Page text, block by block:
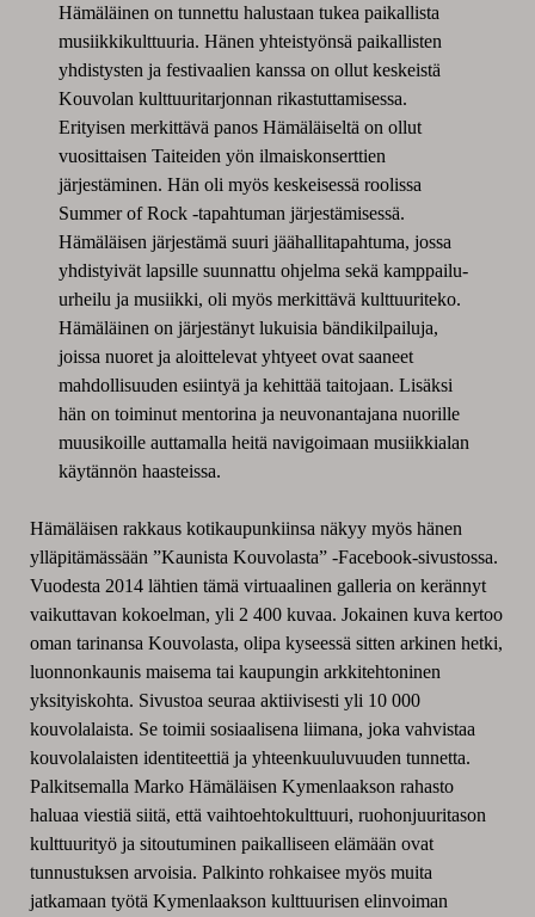
Hämäläinen on tunnettu halustaan tukea paikallista
musiikkikulttuuria. Hänen yhteistyönsä paikallisten
yhdistysten ja festivaalien kanssa on ollut keskeistä
Kouvolan kulttuuritarjonnan rikastuttamisessa.
Erityisen merkittävä panos Hämäläiseltä on ollut
vuosittaisen Taiteiden yön ilmaiskonserttien
järjestäminen. Hän oli myös keskeisessä roolissa
Summer of Rock -tapahtuman järjestämisessä.
Hämäläisen järjestämä suuri jäähallitapahtuma, jossa
yhdistyivät lapsille suunnattu ohjelma sekä kamppailu-
urheilu ja musiikki, oli myös merkittävä kulttuuriteko.
Hämäläinen on järjestänyt lukuisia bändikilpailuja,
joissa nuoret ja aloittelevat yhtyeet ovat saaneet
mahdollisuuden esiintyä ja kehittää taitojaan. Lisäksi
hän on toiminut mentorina ja neuvonantajana nuorille
muusikoille auttamalla heitä navigoimaan musiikkialan
käytännön haasteissa.
Hämäläisen rakkaus kotikaupunkiinsa näkyy myös hänen
ylläpitämässään ”Kaunista Kouvolasta” -Facebook-sivustossa.
Vuodesta 2014 lähtien tämä virtuaalinen galleria on kerännyt
vaikuttavan kokoelman, yli 2 400 kuvaa. Jokainen kuva kertoo
oman tarinansa Kouvolasta, olipa kyseessä sitten arkinen hetki,
luonnonkaunis maisema tai kaupungin arkkitehtoninen
yksityiskohta. Sivustoa seuraa aktiivisesti yli 10 000
kouvolalaista. Se toimii sosiaalisena liimana, joka vahvistaa
kouvolalaisten identiteettiä ja yhteenkuuluvuuden tunnetta.
Palkitsemalla Marko Hämäläisen Kymenlaakson rahasto
haluaa viestiä siitä, että vaihtoehtokulttuuri, ruohonjuuritason
kulttuurityö ja sitoutuminen paikalliseen elämään ovat
tunnustuksen arvoisia. Palkinto rohkaisee myös muita
jatkamaan työtä Kymenlaakson kulttuurisen elinvoiman